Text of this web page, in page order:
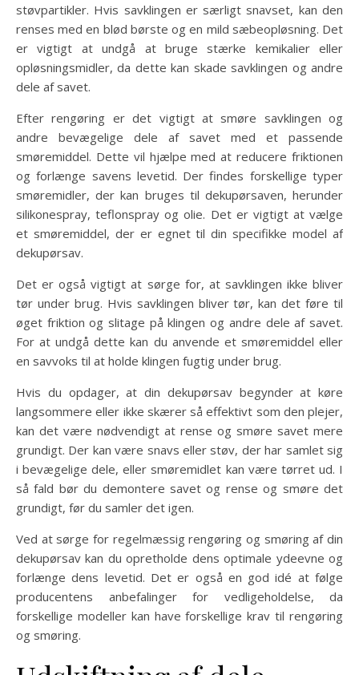
støvpartikler. Hvis savklingen er særligt snavset, kan den
renses med en blød børste og en mild sæbeopløsning. Det
er vigtigt at undgå at bruge stærke kemikalier eller
opløsningsmidler, da dette kan skade savklingen og andre
dele af savet.
Efter rengøring er det vigtigt at smøre savklingen og
andre bevægelige dele af savet med et passende
smøremiddel. Dette vil hjælpe med at reducere friktionen
og forlænge savens levetid. Der findes forskellige typer
smøremidler, der kan bruges til dekupørsaven, herunder
silikonespray, teflonspray og olie. Det er vigtigt at vælge
et smøremiddel, der er egnet til din specifikke model af
dekupørsav.
Det er også vigtigt at sørge for, at savklingen ikke bliver
tør under brug. Hvis savklingen bliver tør, kan det føre til
øget friktion og slitage på klingen og andre dele af savet.
For at undgå dette kan du anvende et smøremiddel eller
en savvoks til at holde klingen fugtig under brug.
Hvis du opdager, at din dekupørsav begynder at køre
langsommere eller ikke skærer så effektivt som den plejer,
kan det være nødvendigt at rense og smøre savet mere
grundigt. Der kan være snavs eller støv, der har samlet sig
i bevægelige dele, eller smøremidlet kan være tørret ud. I
så fald bør du demontere savet og rense og smøre det
grundigt, før du samler det igen.
Ved at sørge for regelmæssig rengøring og smøring af din
dekupørsav kan du opretholde dens optimale ydeevne og
forlænge dens levetid. Det er også en god idé at følge
producentens anbefalinger for vedligeholdelse, da
forskellige modeller kan have forskellige krav til rengøring
og smøring.